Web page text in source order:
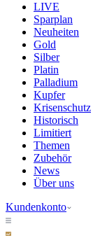
LIVE
Sparplan
Neuheiten
Gold
Silber
Platin
Palladium
Kupfer
Krisenschutz
Historisch
Limitiert
Themen
Zubehör
News
Über uns
Kundenkonto